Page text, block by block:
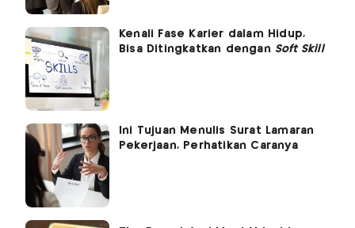
Kenali Fase Karier dalam Hidup,
Bisa Ditingkatkan dengan Soft Skill
Ini Tujuan Menulis Surat Lamaran
Pekerjaan, Perhatikan Caranya